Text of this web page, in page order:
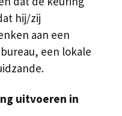
hij/zij
aan een
een lokale
uitvoeren in